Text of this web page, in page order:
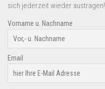
sich jederzeit wieder austragen!
Vorname u. Nachname
Email